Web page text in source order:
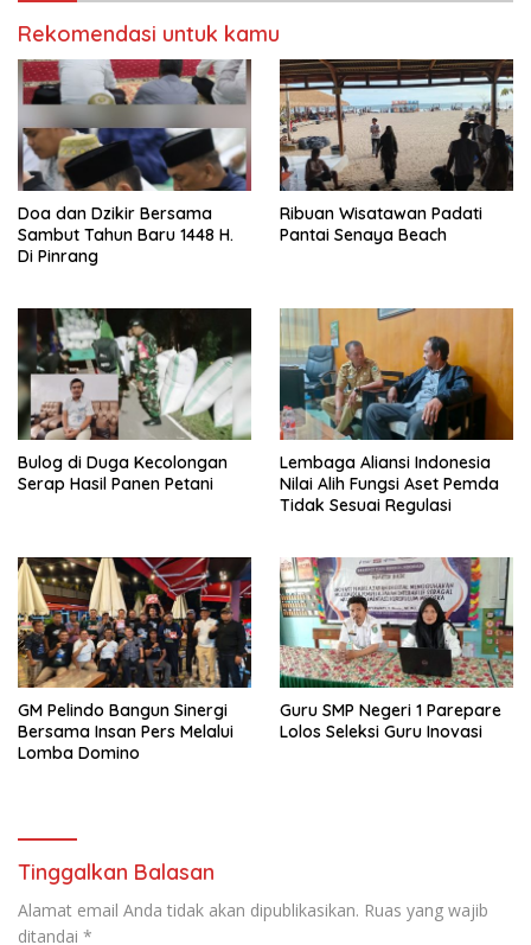
Rekomendasi untuk kamu
Doa dan Dzikir Bersama
Sambut Tahun Baru 1448 H.
Di Pinrang
Ribuan Wisatawan Padati
Pantai Senaya Beach
Bulog di Duga Kecolongan
Serap Hasil Panen Petani
Lembaga Aliansi Indonesia
Nilai Alih Fungsi Aset Pemda
Tidak Sesuai Regulasi
GM Pelindo Bangun Sinergi
Bersama Insan Pers Melalui
Lomba Domino
Guru SMP Negeri 1 Parepare
Lolos Seleksi Guru Inovasi
Tinggalkan Balasan
Alamat email Anda tidak akan dipublikasikan. Ruas yang wajib
ditandai *